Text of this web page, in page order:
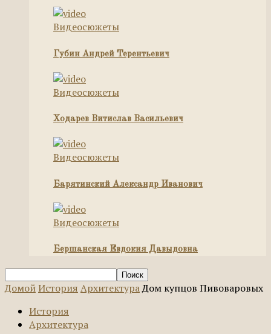
Видеосюжеты
Губин Андрей Терентьевич
Видеосюжеты
Ходарев Витислав Васильевич
Видеосюжеты
Барятинский Александр Иванович
Видеосюжеты
Бершанская Евдокия Давыдовна
ДомойИстория АрхитектураДом купцов Пивоваровых
История
Архитектура